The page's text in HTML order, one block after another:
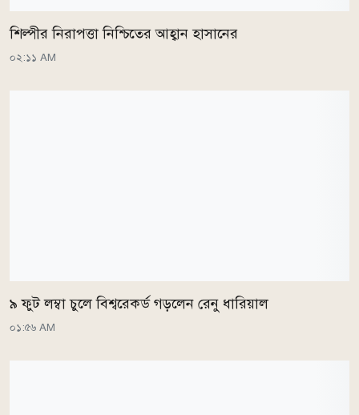
শিল্পীর নিরাপত্তা নিশ্চিতের আহ্বান হাসানের
০২:১১ AM
৯ ফুট লম্বা চুলে বিশ্বরেকর্ড গড়লেন রেনু ধারিয়াল
০১:৫৬ AM